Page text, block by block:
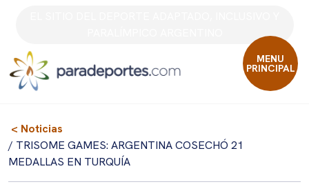
MENU
PRINCIPAL
< Noticias
/ TRISOME GAMES: ARGENTINA COSECHÓ 21
MEDALLAS EN TURQUÍA